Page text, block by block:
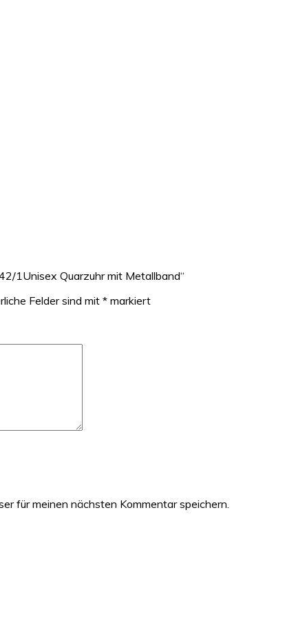
1Unisex Quarzuhr mit Metallband“
Felder sind mit* markiert
für meinen nächsten Kommentar speichern.